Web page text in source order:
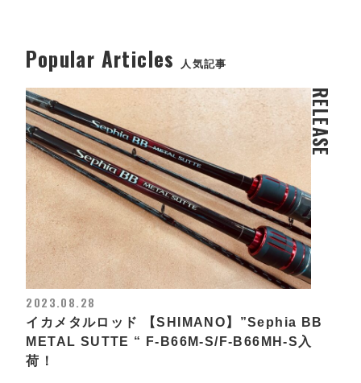
Popular Articles 人気記事
RELEASE
2023.08.28
イカメタルロッド 【SHIMANO】”Sephia BB
METAL SUTTE “ F-B66M-S/F-B66MH-S入
荷！